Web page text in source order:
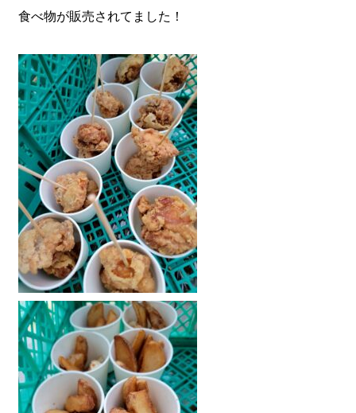
食べ物が販売されてました！